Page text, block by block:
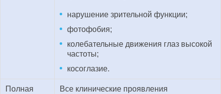
нарушение зрительной функции;
фотофобия;
колебательные движения глаз высокой
частоты;
косоглазие.
Полная
Все клинические проявления